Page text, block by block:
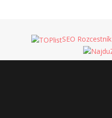
SEO Rozcestník